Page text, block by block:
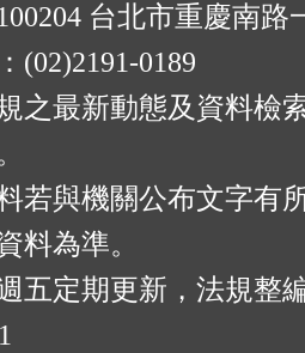
台北市重慶南路
0189
之最新動態及資料檢
若與機關公布文字有
料為準。
五定期更新，法規整